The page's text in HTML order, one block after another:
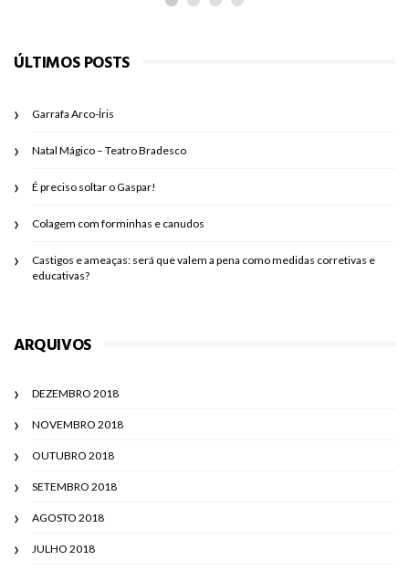
ÚLTIMOS POSTS
Garrafa Arco-Íris
Natal Mágico – Teatro Bradesco
É preciso soltar o Gaspar!
Colagem com forminhas e canudos
Castigos e ameaças: será que valem a pena como medidas corretivas e
educativas?
ARQUIVOS
DEZEMBRO 2018
NOVEMBRO 2018
OUTUBRO 2018
SETEMBRO 2018
AGOSTO 2018
JULHO 2018